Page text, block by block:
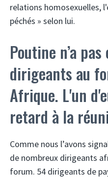
relations homosexuelles,
péchés » selon lui.
Poutine n’a
dirigeants au
Afrique. L'un
retard à la
Comme nous l’avons
de nombreux dirigeants
forum. 54 dirigeants de